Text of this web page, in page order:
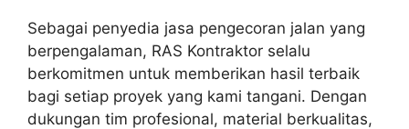
Sebagai penyedia jasa pengecoran jalan yang
berpengalaman, RAS Kontraktor selalu
berkomitmen untuk memberikan hasil terbaik
bagi setiap proyek yang kami tangani. Dengan
dukungan tim profesional, material berkualitas,